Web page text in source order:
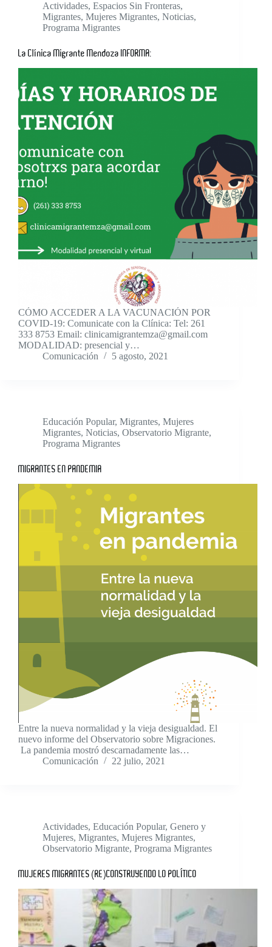
Actividades, Espacios Sin Fronteras,
Migrantes, Mujeres Migrantes, Noticias,
Programa Migrantes
La Clínica Migrante Mendoza INFORMA:
CÓMO ACCEDER A LA VACUNACIÓN POR
COVID-19: Comunicate con la Clínica: Tel: 261
333 8753 Email: clinicamigrantemza@gmail.com
MODALIDAD: presencial y…
Comunicación
5 agosto, 2021
Educación Popular, Migrantes, Mujeres
Migrantes, Noticias, Observatorio Migrante,
Programa Migrantes
MIGRANTES EN PANDEMIA
Entre la nueva normalidad y la vieja desigualdad. El
nuevo informe del Observatorio sobre Migraciones.
La pandemia mostró descarnadamente las…
Comunicación
22 julio, 2021
Actividades, Educación Popular, Genero y
Mujeres, Migrantes, Mujeres Migrantes,
Observatorio Migrante, Programa Migrantes
MUJERES MIGRANTES (RE)CONSTRUYENDO LO POLÍTICO